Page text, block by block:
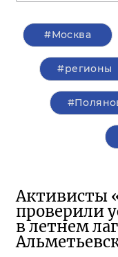
#Москва
#регионы
Активисты
проверили
в летнем